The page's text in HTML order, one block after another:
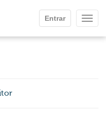
Entrar